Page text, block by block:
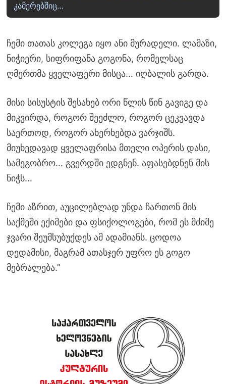
კამერებშიც…
ჩემი თათას კოლეგა იყო ანი მურადელი. ლამაზი,
ნიჭიერი, სიფრიფანა გოგონა, რომელსაც
ღმერთმა ყველაფერი მისცა… იღბალის გარდა.
მისი სისუსტის შესახებ ორი წლის წინ გავიგე და
მიკვირდა, როგორ შეეძლო, როგორ ცეკვავდა
საერთოდ, როგორ ახერხებდა ვარჯიშს.
მიუხედავად ყველაფრისა მთელი ოპერის დასი,
სამეგობრო… გვერდში ედგნენ. აფასებდნენ მის
ნიჭს…
ჩემი აზრით, აუცილებლად უნდა ჩართონ მის
საქმეში ექიმები და ფსიქოლოგები, რომ ეს მძიმე
ჯვარი შეუმსუბუქდეს ამ ადამიანს. ცოდოა
დედამისი, მაგრამ ათასჯერ უფრო ეს გოგო
მებრალება.”